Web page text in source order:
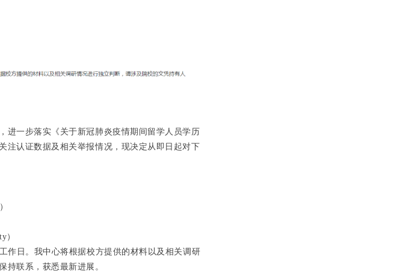
进一步落实《关于新冠肺炎疫情期间留学人员学历
注认证数据及相关举报情况，现决定从即日起对下
）
作日。我中心将根据校方提供的材料以及相关调研
持联系，获悉最新进展。